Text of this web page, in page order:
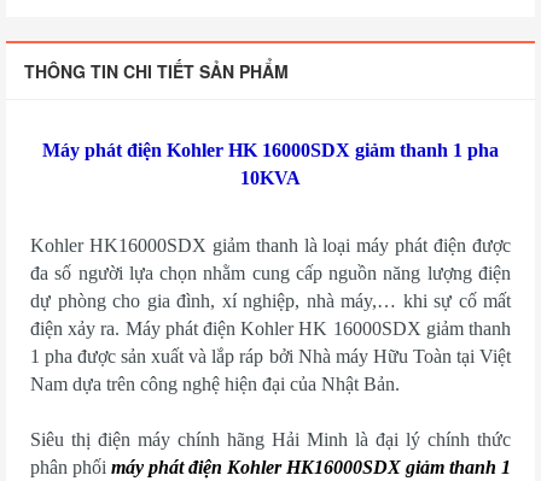
THÔNG TIN CHI TIẾT SẢN PHẨM
Máy phát điện Kohler HK 16000SDX giảm thanh 1 pha
10KVA
Kohler HK16000SDX giảm thanh là loại máy phát điện được
đa số người lựa chọn nhằm cung cấp nguồn năng lượng điện
dự phòng cho gia đình, xí nghiệp, nhà máy,… khi sự cố mất
điện xảy ra. Máy phát điện Kohler HK 16000SDX giảm thanh
1 pha được sản xuất và lắp ráp bởi Nhà máy Hữu Toàn tại Việt
Nam dựa trên công nghệ hiện đại của Nhật Bản.
Siêu thị điện máy chính hãng Hải Minh là đại lý chính thức
phân phối máy phát điện Kohler HK16000SDX giảm thanh 1